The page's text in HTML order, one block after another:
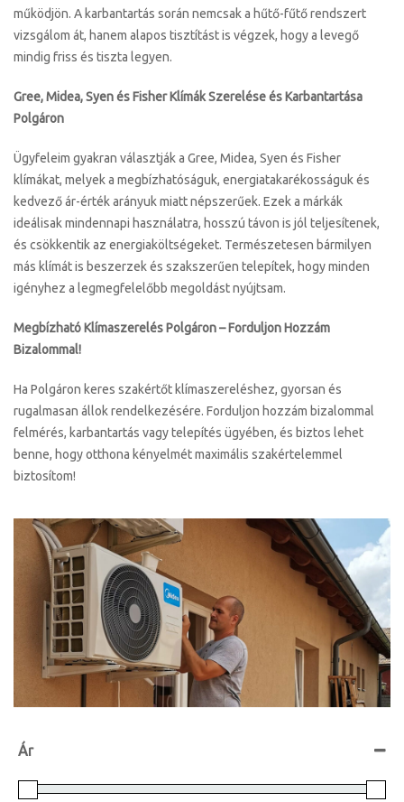
működjön. A karbantartás során nemcsak a hűtő-fűtő rendszert
vizsgálom át, hanem alapos tisztítást is végzek, hogy a levegő
mindig friss és tiszta legyen.
Gree, Midea, Syen és Fisher Klímák Szerelése és Karbantartása
Polgáron
Ügyfeleim gyakran választják a Gree, Midea, Syen és Fisher
klímákat, melyek a megbízhatóságuk, energiatakarékosságuk és
kedvező ár-érték arányuk miatt népszerűek. Ezek a márkák
ideálisak mindennapi használatra, hosszú távon is jól teljesítenek,
és csökkentik az energiaköltségeket. Természetesen bármilyen
más klímát is beszerzek és szakszerűen telepítek, hogy minden
igényhez a legmegfelelőbb megoldást nyújtsam.
Megbízható Klímaszerelés Polgáron – Forduljon Hozzám
Bizalommal!
Ha Polgáron keres szakértőt klímaszereléshez, gyorsan és
rugalmasan állok rendelkezésére. Forduljon hozzám bizalommal
felmérés, karbantartás vagy telepítés ügyében, és biztos lehet
benne, hogy otthona kényelmét maximális szakértelemmel
biztosítom!
Ár